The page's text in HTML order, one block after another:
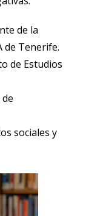
de la
de Tenerife.
de Estudios
sociales y